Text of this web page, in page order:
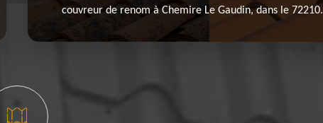
couvreur de renom à Chemire Le Gaudin, dans le 72210.